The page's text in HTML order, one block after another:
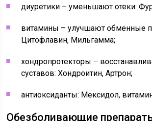
диуретики – уменьшают отеки:
витамины – улучшают обменные
Цитофлавин, Мильгамма;
хондропротекторы –
суставов: Хондроитин, Артрон;
антиоксиданты: Мексидол,
Обезболивающие